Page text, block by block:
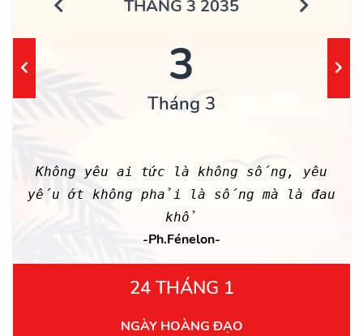
THÁNG 3 2035
3
Tháng 3
Không yêu ai tức là không sống, yêu
yếu ớt không phải là sống mà là đau
khổ
-Ph.Fénelon-
24 THÁNG 1
NGÀY HOÀNG ĐẠO